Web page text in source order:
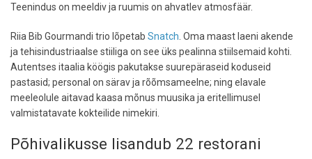
Teenindus on meeldiv ja ruumis on ahvatlev atmosfäär.
Riia Bib Gourmandi trio lõpetab Snatch . Oma maast laeni akende
ja tehisindustriaalse stiiliga on see üks pealinna stiilsemaid kohti.
Autentses itaalia köögis pakutakse suurepäraseid koduseid
pastasid; personal on särav ja rõõmsameelne; ning elavale
meeleolule aitavad kaasa mõnus muusika ja eritellimusel
valmistatavate kokteilide nimekiri.
Põhivalikusse lisandub 22 restorani